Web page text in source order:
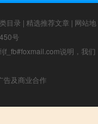
目录 | 精选推荐文章 | 网站地
号
f_fb#foxmail.com说明，我们
告及商业合作